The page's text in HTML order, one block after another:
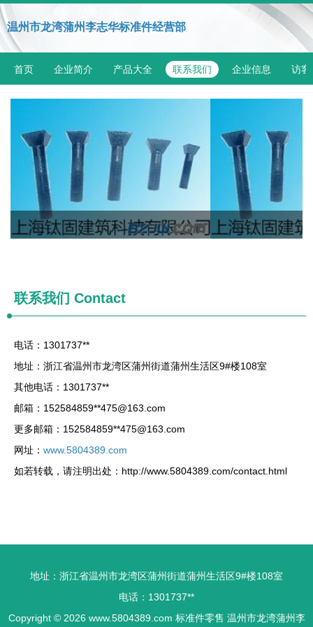
温州市龙湾蒲州李志华标准件经营部
首页 企业简介 产品大全 联系我们 企业信息 访客
联系我们 Contact
电话：1301737**
地址：浙江省温州市龙湾区蒲州街道蒲州生活区9#楼108室
其他电话：1301737**
邮箱：152584859**475@163.com
更多邮箱：152584859**475@163.com
网址： www.5804389.com
如若转载，请注明出处：http://www.5804389.com/contact.html
地址：浙江省温州市龙湾区蒲州街道蒲州生活区9#楼108室
电话：1301737**
Copyright © 2026 www.5804389.com 标准件零售 温州市龙湾蒲州李